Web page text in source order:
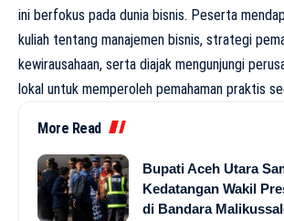
ini berfokus pada dunia bisnis. Peserta
kuliah tentang manajemen bisnis, strategi
kewirausahaan, serta diajak mengunjungi
lokal untuk memperoleh pemahaman praktis
More Read
Bupati Aceh Utara
Kedatangan Wakil
di Bandara